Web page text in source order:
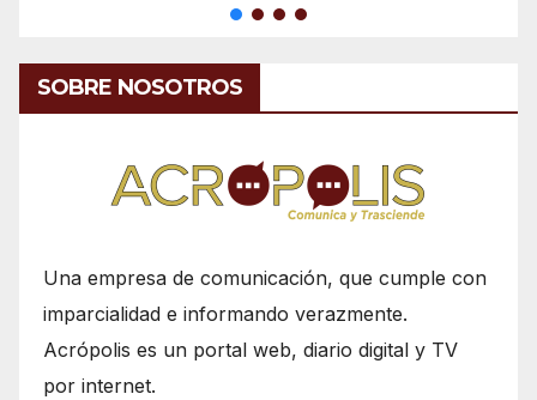
SOBRE NOSOTROS
Una empresa de comunicación, que cumple con
imparcialidad e informando verazmente.
Acrópolis es un portal web, diario digital y TV
por internet.